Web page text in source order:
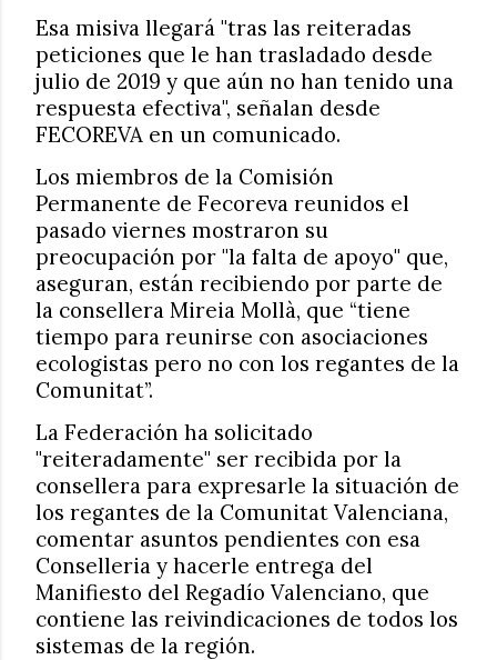
Esa misiva llegará "tras las reiteradas
peticiones que le han trasladado desde
julio de 2019 y que aún no han tenido una
respuesta efectiva", señalan desde
FECOREVA en un comunicado.
Los miembros de la Comisión
Permanente de Fecoreva reunidos el
pasado viernes mostraron su
preocupación por "la falta de apoyo" que,
aseguran, están recibiendo por parte de
la consellera Mireia Mollà, que “tiene
tiempo para reunirse con asociaciones
ecologistas pero no con los regantes de la
Comunitat”.
La Federación ha solicitado
"reiteradamente" ser recibida por la
consellera para expresarle la situación de
los regantes de la Comunitat Valenciana,
comentar asuntos pendientes con esa
Conselleria y hacerle entrega del
Manifiesto del Regadío Valenciano, que
contiene las reivindicaciones de todos los
sistemas de la región.